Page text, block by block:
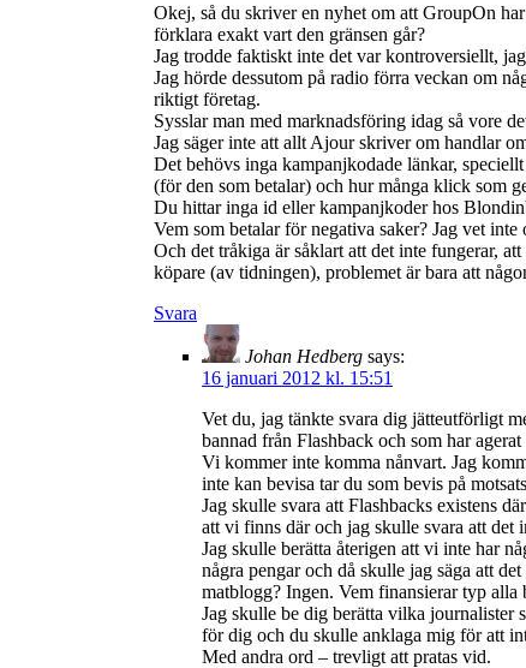
Okej, så du skriver en nyhet om att GroupOn
förklara exakt vart den gränsen går?
Jag trodde faktiskt inte det var kontroversiellt,
Jag hörde dessutom på radio förra veckan om
riktigt företag.
Sysslar man med marknadsföring idag så vore
Jag säger inte att allt Ajour skriver om handlar
Det behövs inga kampanjkodade länkar,
(för den som betalar) och hur många klick som
Du hittar inga id eller kampanjkoder hos
Vem som betalar för negativa saker? Jag vet
Och det tråkiga är såklart att det inte fungerar,
köpare (av tidningen), problemet är bara att
Svara
Johan Hedberg says:
16 januari 2012 kl. 15:51
Vet du, jag tänkte svara dig jätteutförligt
bannad från Flashback och som har
Vi kommer inte komma nånvart. Jag
inte kan bevisa tar du som bevis på
Jag skulle svara att Flashbacks existens
att vi finns där och jag skulle svara att
Jag skulle berätta återigen att vi inte har
några pengar och då skulle jag säga att
matblogg? Ingen. Vem finansierar typ
Jag skulle be dig berätta vilka journalister
för dig och du skulle anklaga mig för att
Med andra ord – trevligt att pratas vid.